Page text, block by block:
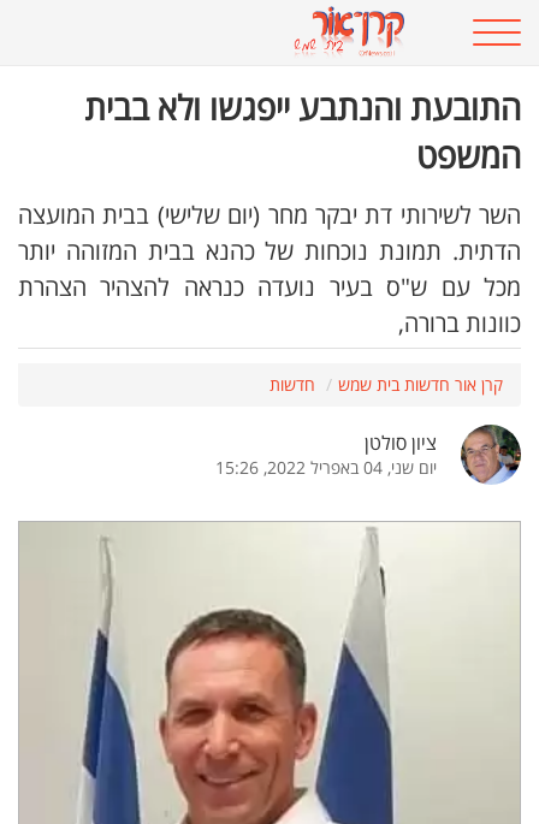
התובעת והנתבע ייפגשו ולא בבית
המשפט
השר לשירותי דת יבקר מחר (יום שלישי) בבית המועצה
הדתית. תמונת נוכחות של כהנא בבית המזוהה יותר
מכל עם ש"ס בעיר נועדה כנראה להצהיר הצהרת
כוונות ברורה,
קרן אור חדשות בית שמש חדשות
ציון סולטן
יום שני, 04 באפריל 2022, 15:26